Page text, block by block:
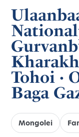
Tohoi ·
Baga
Mongolei